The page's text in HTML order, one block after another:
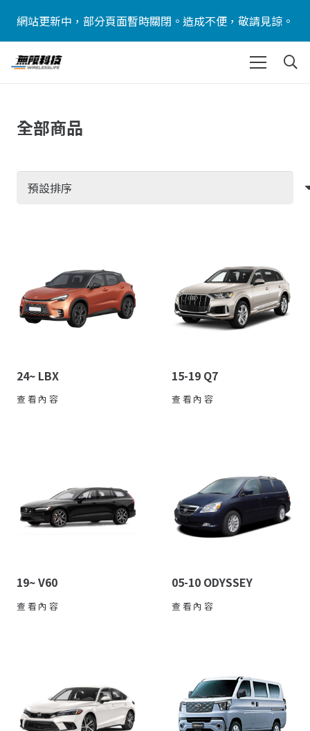
網站更新中，部分頁面暫時關閉。造成不便，敬請見諒。
全部商品
24~ LBX
查看內容
15-19 Q7
查看內容
19~ V60
查看內容
05-10 ODYSSEY
查看內容